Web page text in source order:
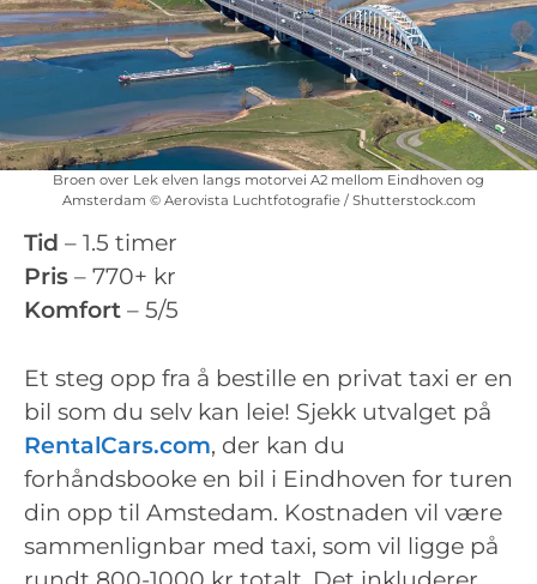
Broen over Lek elven langs motorvei A2 mellom Eindhoven og
Amsterdam © Aerovista Luchtfotografie / Shutterstock.com
Tid – 1.5 timer
Pris – 770+ kr
Komfort – 5/5
Et steg opp fra å bestille en privat taxi er en
bil som du selv kan leie! Sjekk utvalget på
RentalCars.com, der kan du
forhåndsbooke en bil i Eindhoven for turen
din opp til Amstedam. Kostnaden vil være
sammenlignbar med taxi, som vil ligge på